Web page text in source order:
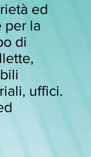
ed
per la
di
uffici.